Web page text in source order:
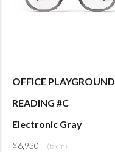
OFFICE PLAYGROUND
READING #C
Electronic Gray
¥6,930